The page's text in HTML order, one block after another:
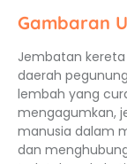
Gambaran
Jembatan
daerah
lembah yang
mengagumkan,
manusia dalam
dan